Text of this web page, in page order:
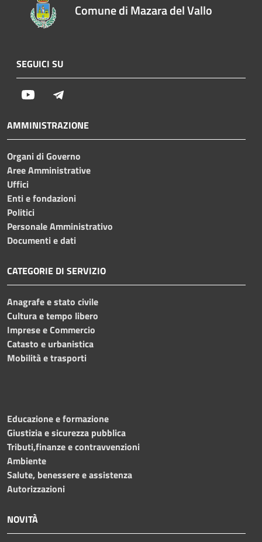
Comune di Mazara del Vallo
SEGUICI SU
Youtube
AMMINISTRAZIONE
Organi di Governo
Aree Amministrative
Uffici
Enti e fondazioni
Politici
Personale Amministrativo
Documenti e dati
CATEGORIE DI SERVIZIO
Anagrafe e stato civile
Cultura e tempo libero
Imprese e Commercio
Catasto e urbanistica
Mobilità e trasporti
Educazione e formazione
Giustizia e sicurezza pubblica
Tributi,finanze e contravvenzioni
Ambiente
Salute, benessere e assistenza
Autorizzazioni
NOVITÀ